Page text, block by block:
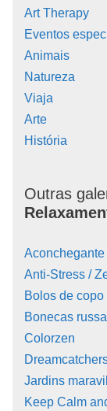
Art Therapy
Eventos
Animais
Natureza
Viaja
Arte
História
Outras
Anti-Stress /
Bolos de copo
Bonecas
Colorzen
Jardins
Keep Calm